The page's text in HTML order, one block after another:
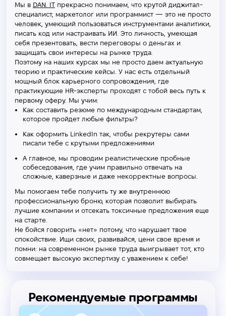
Мы в DAN. IT прекрасно понимаем, что крутой диджитал-
специалист, маркетолог или программист — это не просто
человек, умеющий пользоваться инструментами аналитики,
писать код или настраивать ИИ. Это личность, умеющая
себя презентовать, вести переговоры о деньгах и
защищать свои интересы на рынке труда.
Поэтому на наших курсах мы не просто даем актуальную
теорию и практические кейсы. У нас есть отдельный
мощный блок карьерного сопровождения, где
практикующие HR-эксперты проходят с тобой весь путь к
первому оферу. Мы учим:
Как составить резюме по международным стандартам,
которое пройдет любые фильтры?
Как оформить LinkedIn так, чтобы рекрутеры сами
писали тебе с крутыми предложениями
А главное, мы проводим реалистические пробные
собеседования, где учим правильно отвечать на
сложные, каверзные и даже некорректные вопросы.
Мы помогаем тебе получить ту же внутреннюю
профессиональную броню, которая позволит выбирать
лучшие компании и отсекать токсичные предложения еще
на старте.
Не бойся говорить «нет» потому, что нарушает твое
спокойствие. Ищи своих, развивайся, цени свое время и
помни: на современном рынке труда выигрывает тот, кто
совмещает высокую экспертизу с уважением к себе!
Рекомендуемые программы